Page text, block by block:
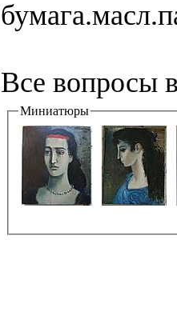
Все вопросы
Миниатюры